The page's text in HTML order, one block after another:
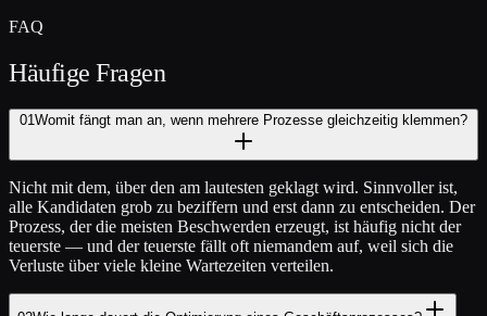
FAQ
Häufige Fragen
01Womit fängt man an, wenn mehrere Prozesse gleichzeitig klemmen?
Nicht mit dem, über den am lautesten geklagt wird. Sinnvoller ist,
alle Kandidaten grob zu beziffern und erst dann zu entscheiden. Der
Prozess, der die meisten Beschwerden erzeugt, ist häufig nicht der
teuerste — und der teuerste fällt oft niemandem auf, weil sich die
Verluste über viele kleine Wartezeiten verteilen.